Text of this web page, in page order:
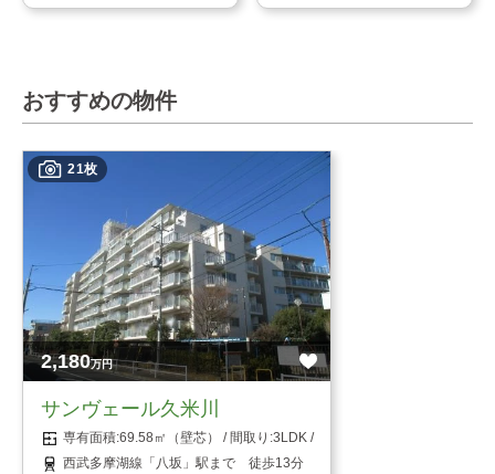
おすすめの物件
21枚
2,180万円
サンヴェール久米川
69.58㎡（壁芯）
3LDK
西武多摩湖線「八坂」駅まで 徒歩13分